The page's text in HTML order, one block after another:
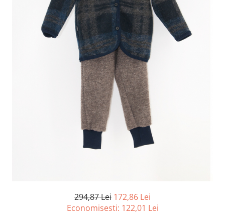
294,87 Lei 172,86 Lei
Economisesti: 122,01 Lei